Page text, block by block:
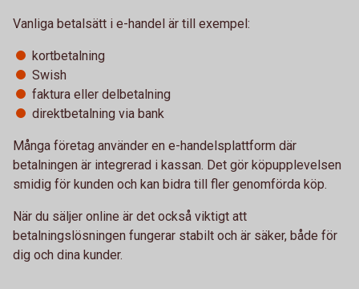
Vanliga betalsätt i e-handel är till exempel:
kortbetalning
Swish
faktura eller delbetalning
direktbetalning via bank
Många företag använder en e-handelsplattform där
betalningen är integrerad i kassan. Det gör köpupplevelsen
smidig för kunden och kan bidra till fler genomförda köp.
När du säljer online är det också viktigt att
betalningslösningen fungerar stabilt och är säker, både för
dig och dina kunder.